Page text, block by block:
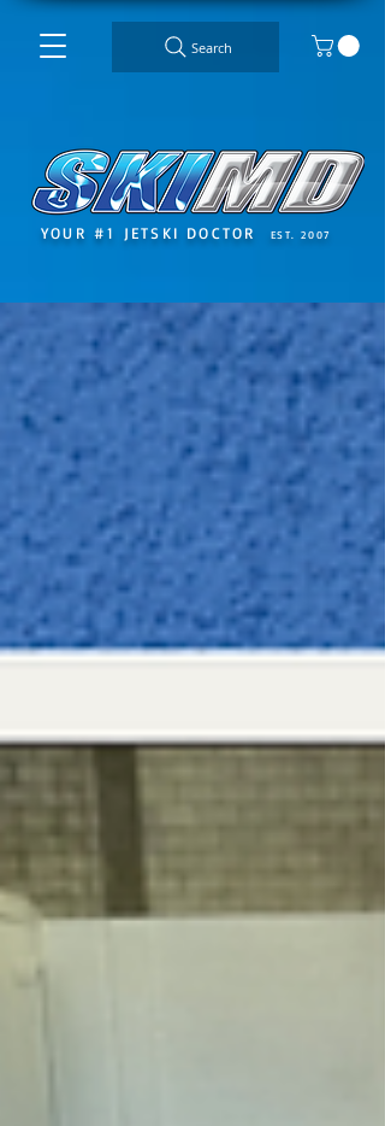
Search
YOUR #1 JETSKI DOCTOR EST. 2007